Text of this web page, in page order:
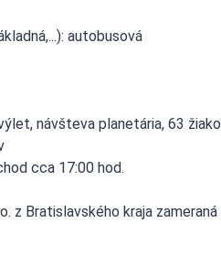
autobusová
návšteva planetária, 63
cca 17:00 hod.
z Bratislavského kraja zameraná